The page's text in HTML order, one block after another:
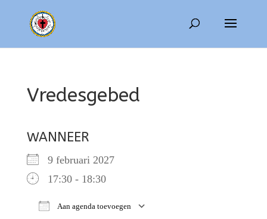
Vredesgebed
WANNEER
9 februari 2027
17:30 - 18:30
Aan agenda toevoegen